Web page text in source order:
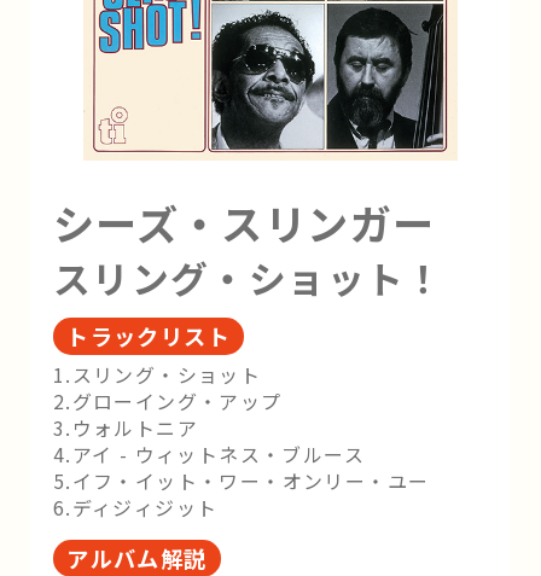
シーズ・スリンガー
スリング・ショット！
トラックリスト
1.スリング・ショット
2.グローイング・アップ
3.ウォルトニア
4.アイ - ウィットネス・ブルース
5.イフ・イット・ワー・オンリー・ユー
6.ディジィジット
アルバム解説